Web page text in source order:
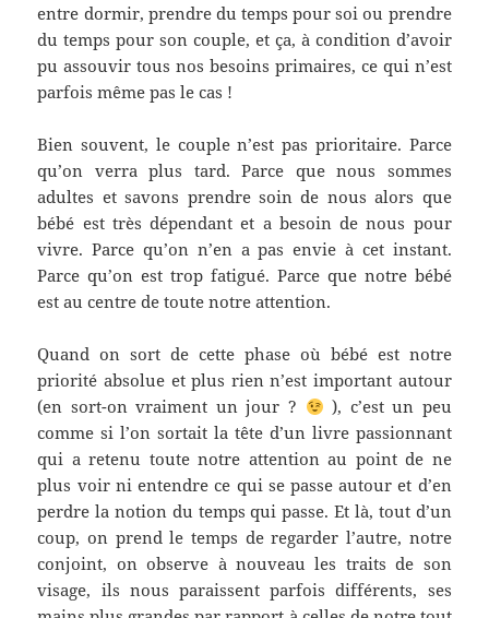
entre dormir, prendre du temps pour soi ou prendre
du temps pour son couple, et ça, à condition d’avoir
pu assouvir tous nos besoins primaires, ce qui n’est
parfois même pas le cas !
Bien souvent, le couple n’est pas prioritaire. Parce
qu’on verra plus tard. Parce que nous sommes
adultes et savons prendre soin de nous alors que
bébé est très dépendant et a besoin de nous pour
vivre. Parce qu’on n’en a pas envie à cet instant.
Parce qu’on est trop fatigué. Parce que notre bébé
est au centre de toute notre attention.
Quand on sort de cette phase où bébé est notre
priorité absolue et plus rien n’est important autour
(en sort-on vraiment un jour ?
), c’est un peu
comme si l’on sortait la tête d’un livre passionnant
qui a retenu toute notre attention au point de ne
plus voir ni entendre ce qui se passe autour et d’en
perdre la notion du temps qui passe. Et là, tout d’un
coup, on prend le temps de regarder l’autre, notre
conjoint, on observe à nouveau les traits de son
visage, ils nous paraissent parfois différents, ses